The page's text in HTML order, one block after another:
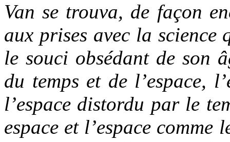
Van se trouva, de façon
aux prises avec la
le souci obsédant de son
du temps et de l’espace,
l’espace distordu par le
espace et l’espace comme